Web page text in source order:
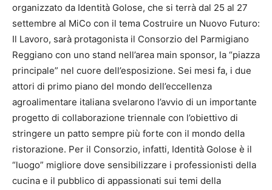
organizzato da Identità Golose, che si terrà dal 25 al 27
settembre al MiCo con il tema Costruire un Nuovo Futuro:
Il Lavoro, sarà protagonista il Consorzio del Parmigiano
Reggiano con uno stand nell’area main sponsor, la “piazza
principale” nel cuore dell’esposizione. Sei mesi fa, i due
attori di primo piano del mondo dell’eccellenza
agroalimentare italiana svelarono l’avvio di un importante
progetto di collaborazione triennale con l’obiettivo di
stringere un patto sempre più forte con il mondo della
ristorazione. Per il Consorzio, infatti, Identità Golose è il
“luogo” migliore dove sensibilizzare i professionisti della
cucina e il pubblico di appassionati sui temi della